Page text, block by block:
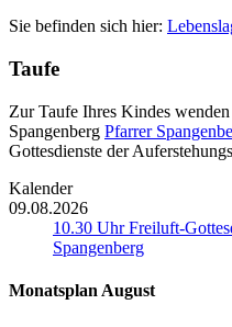
Sie befinden sich hier:
Taufe
Zur Taufe Ihres Kindes
Spangenberg Pfarrer
Gottesdienste der
Kalender
09.08.2026
10.30 Uhr Freiluft-
Spangenberg
Monatsplan August